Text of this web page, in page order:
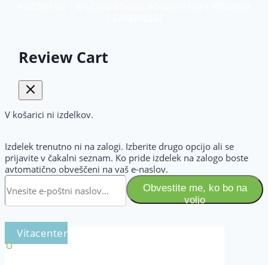
Review Cart
V košarici ni izdelkov.
Izdelek trenutno ni na zalogi. Izberite drugo opcijo ali se
prijavite v čakalni seznam. Ko pride izdelek na zalogo boste
avtomatično obveščeni na vaš e-naslov.
Obvestite me, ko bo na
voljo